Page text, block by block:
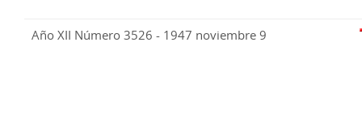
Año XII Número 3526 - 1947 noviembre 9